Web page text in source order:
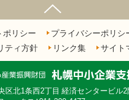
ポリシー
プライバシーポリシ
ティ方針
リンク集 サイト
区北1条西2丁目 経済センタービル